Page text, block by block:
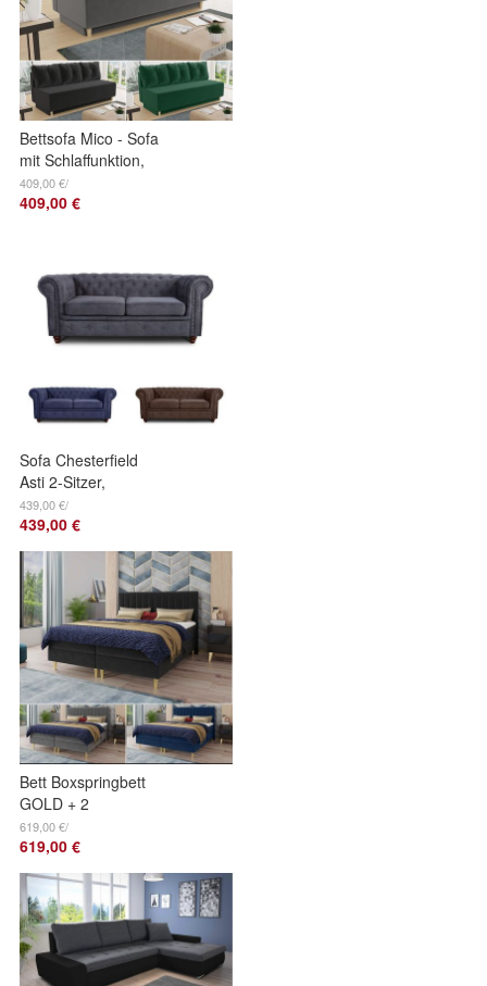
Bettsofa Mico - Sofa
mit Schlaffunktion,
Velours, Bonell-
Ferderkern, mit
409,00 €/
409,00 €
Sofa Chesterfield
Asti 2-Sitzer,
Couchgarnitur 2-er,
Sofagarnitur, Couch
mit Holzfüße
439,00 €/
439,00 €
Bett Boxspringbett
GOLD + 2
Bettkästen,
Bettgestell,
Polsterbett, Velours
Stoff
619,00 €/
619,00 €